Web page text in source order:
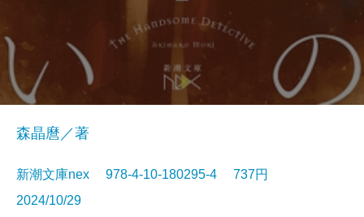
森晶麿／著
新潮文庫nex 978-4-10-180295-4 737円
2024/10/29